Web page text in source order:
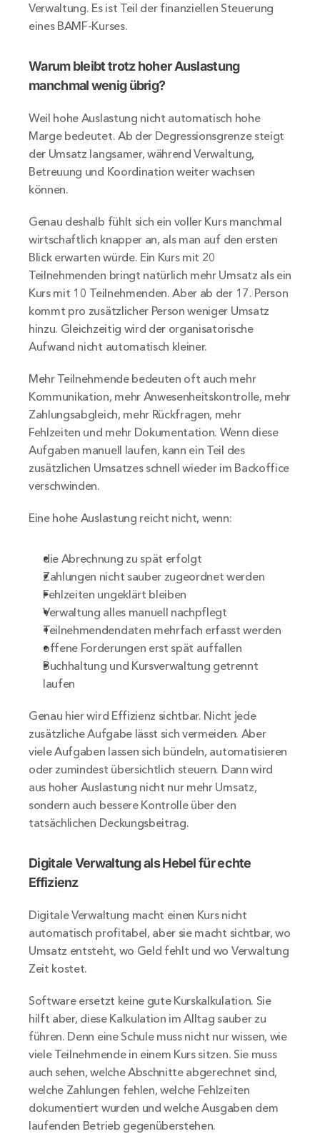
Verwaltung. Es ist Teil der finanziellen Steuerung
eines BAMF-Kurses.
Warum bleibt trotz hoher Auslastung
manchmal wenig übrig?
Weil hohe Auslastung nicht automatisch hohe
Marge bedeutet. Ab der Degressionsgrenze steigt
der Umsatz langsamer, während Verwaltung,
Betreuung und Koordination weiter wachsen
können.
Genau deshalb fühlt sich ein voller Kurs manchmal
wirtschaftlich knapper an, als man auf den ersten
Blick erwarten würde. Ein Kurs mit 20
Teilnehmenden bringt natürlich mehr Umsatz als ein
Kurs mit 10 Teilnehmenden. Aber ab der 17. Person
kommt pro zusätzlicher Person weniger Umsatz
hinzu. Gleichzeitig wird der organisatorische
Aufwand nicht automatisch kleiner.
Mehr Teilnehmende bedeuten oft auch mehr
Kommunikation, mehr Anwesenheitskontrolle, mehr
Zahlungsabgleich, mehr Rückfragen, mehr
Fehlzeiten und mehr Dokumentation. Wenn diese
Aufgaben manuell laufen, kann ein Teil des
zusätzlichen Umsatzes schnell wieder im Backoffice
verschwinden.
Eine hohe Auslastung reicht nicht, wenn:
die Abrechnung zu spät erfolgt
Zahlungen nicht sauber zugeordnet werden
Fehlzeiten ungeklärt bleiben
Verwaltung alles manuell nachpflegt
Teilnehmendendaten mehrfach erfasst werden
offene Forderungen erst spät auffallen
Buchhaltung und Kursverwaltung getrennt
laufen
Genau hier wird Effizienz sichtbar. Nicht jede
zusätzliche Aufgabe lässt sich vermeiden. Aber
viele Aufgaben lassen sich bündeln, automatisieren
oder zumindest übersichtlich steuern. Dann wird
aus hoher Auslastung nicht nur mehr Umsatz,
sondern auch bessere Kontrolle über den
tatsächlichen Deckungsbeitrag.
Digitale Verwaltung als Hebel für echte
Effizienz
Digitale Verwaltung macht einen Kurs nicht
automatisch profitabel, aber sie macht sichtbar, wo
Umsatz entsteht, wo Geld fehlt und wo Verwaltung
Zeit kostet.
Software ersetzt keine gute Kurskalkulation. Sie
hilft aber, diese Kalkulation im Alltag sauber zu
führen. Denn eine Schule muss nicht nur wissen, wie
viele Teilnehmende in einem Kurs sitzen. Sie muss
auch sehen, welche Abschnitte abgerechnet sind,
welche Zahlungen fehlen, welche Fehlzeiten
dokumentiert wurden und welche Ausgaben dem
laufenden Betrieb gegenüberstehen.